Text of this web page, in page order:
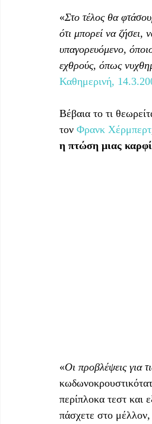
«Στο τέλος θα
ότι μπορεί να ζήσει,
υπαγορευόμενο,
εχθρούς, όπως
Καθημερινή,
Βέβαια το τι
τον Φρανκ Χέρμπερτ
η πτώση μιας
«Οι προβλέψεις για
περίπλοκα τεστ και
πάσχετε στο